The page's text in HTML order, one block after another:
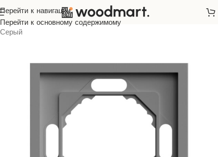
Перейти к навигации
Перейти к основному содержимому
Главная/ Розетки и выключатели/
Серый